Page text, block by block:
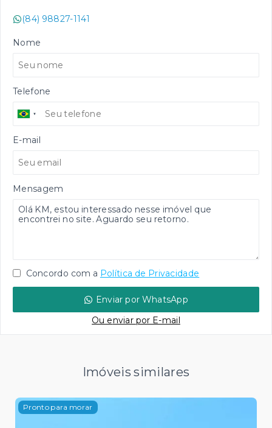
(84) 98827-1141
Nome
Telefone
E-mail
Mensagem
Concordo com a Política de Privacidade
Enviar por WhatsApp
Ou enviar por E-mail
Imóveis similares
Pronto para morar